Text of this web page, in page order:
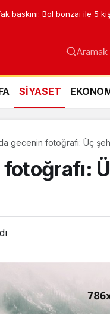
baskını: Bol bonzai ile 5
Aramak
SİYASET
gecenin fotoğrafı: Üç